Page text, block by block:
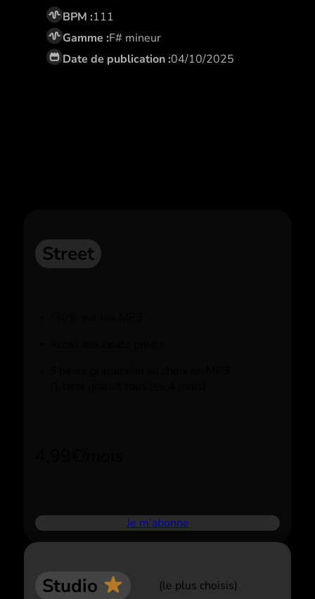
BPM :111
Gamme :F# mineur
Date de publication :04/10/2025
Street
Je m’abonne
Studio (le plus choisis)